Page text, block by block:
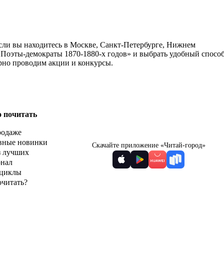
вы находитесь в Москве, Санкт-Петербурге, Нижнем
демократы 1870-1880-х годов» и выбрать удобный
проводим акции и конкурсы.
почитать
новинки
лучших
Скачайте приложение «Читай-город»